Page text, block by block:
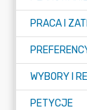
PRACA I
WYBORY I
PETYCJE